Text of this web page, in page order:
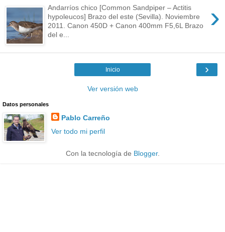
›
Andarríos chico [Common Sandpiper – Actitis
hypoleucos] Brazo del este (Sevilla). Noviembre
2011. Canon 450D + Canon 400mm F5,6L Brazo
del e...
›
Inicio
Ver versión web
Datos personales
Pablo Carreño
Ver todo mi perfil
Con la tecnología de Blogger.